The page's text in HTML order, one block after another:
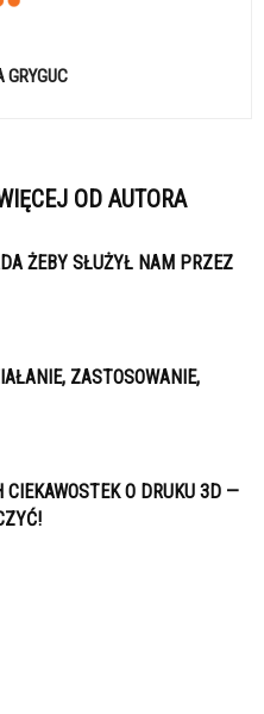
GRYGUC
OD AUTORA
ŻEBY SŁUŻYŁ NAM PRZEZ
ZASTOSOWANIE,
CIEKAWOSTEK O DRUKU 3D —